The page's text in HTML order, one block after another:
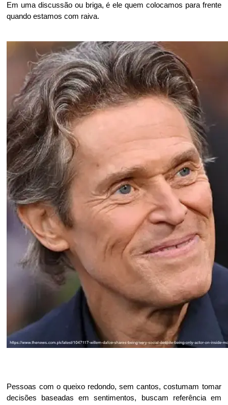
Em uma discussão ou briga, é ele quem colocamos para frente
quando estamos com raiva.
Pessoas com o queixo redondo, sem cantos, costumam tomar
decisões baseadas em sentimentos, buscam referência em